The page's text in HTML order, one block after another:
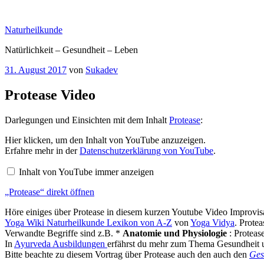
springen
Naturheilkunde
Natürlichkeit – Gesundheit – Leben
Veröffentlicht
31. August 2017 von Sukadev
Protease Video
Darlegungen und Einsichten mit dem Inhalt Protease:
„Protease“
von
YouTube
Hier klicken, um den Inhalt von YouTube anzuzeigen.
Erfahre mehr in derDatenschutzerklärung von YouTube.
Inhalt von YouTube immer anzeigen
„Protease“ direkt öffnen
Höre einiges über Protease in diesem kurzen Youtube Video
Yoga Wiki Naturheilkunde Lexikon von A-Z von Yoga Vidya.
Verwandte Begriffe sind z.B. * Anatomie und Physiologie :
In Ayurveda Ausbildungen erfährst du mehr zum Thema
Bitte beachte zu diesem Vortrag über Protease auch den auch den